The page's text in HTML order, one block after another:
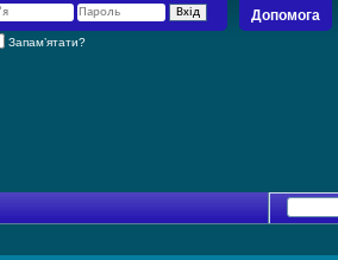
Допомога
Запам’ятати?